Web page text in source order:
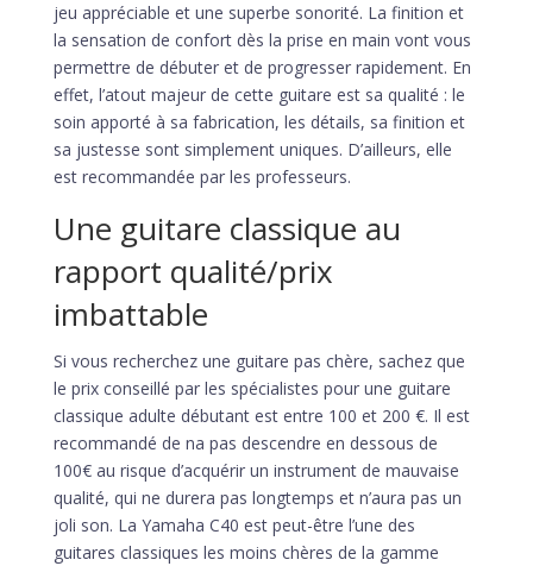
jeu appréciable et une superbe sonorité. La finition et
la sensation de confort dès la prise en main vont vous
permettre de débuter et de progresser rapidement. En
effet, l’atout majeur de cette guitare est sa qualité : le
soin apporté à sa fabrication, les détails, sa finition et
sa justesse sont simplement uniques. D’ailleurs, elle
est recommandée par les professeurs.
Une guitare classique au
rapport qualité/prix
imbattable
Si vous recherchez une guitare pas chère, sachez que
le prix conseillé par les spécialistes pour une guitare
classique adulte débutant est entre 100 et 200 €. Il est
recommandé de na pas descendre en dessous de
100€ au risque d’acquérir un instrument de mauvaise
qualité, qui ne durera pas longtemps et n’aura pas un
joli son. La Yamaha C40 est peut-être l’une des
guitares classiques les moins chères de la gamme